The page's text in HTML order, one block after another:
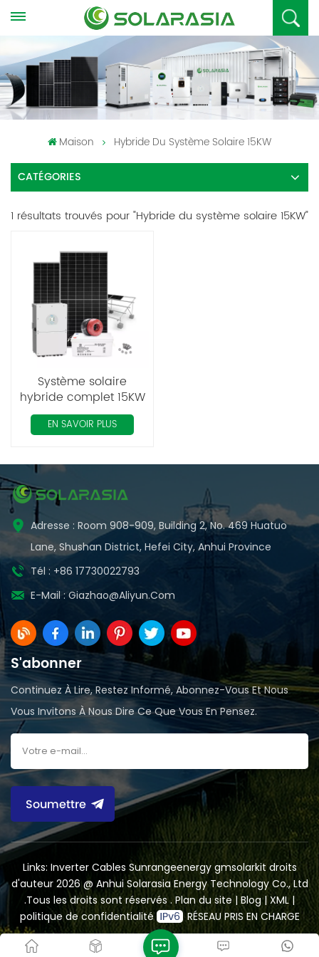
Maison Hybride Du Système Solaire 15KW
CATÉGORIES
1 résultats trouvés pour "Hybride du système solaire 15KW"
Système solaire
hybride complet 15KW
pour un usage
domestique
EN SAVOIR PLUS
Adresse : Room 908-909, Building 2, No. 469 Huatuo
Lane, Shushan District, Hefei City, Anhui Province
Tél : +86 17730022793
E-Mail : Giazhao@aliyun.com
S'abonner
Continuez À Lire, Restez Informé, Abonnez-Vous Et Nous
Vous Invitons À Nous Dire Ce Que Vous En Pensez.
Soumettre
Links: Inverter Cables Sunrangeenergy gmsolarkit droits
d'auteur 2026 @ Anhui Solarasia Energy Technology Co., Ltd
.Tous les droits sont réservés . Plan du site|Blog| XML|
politique de confidentialité
RÉSEAU PRIS EN CHARGE